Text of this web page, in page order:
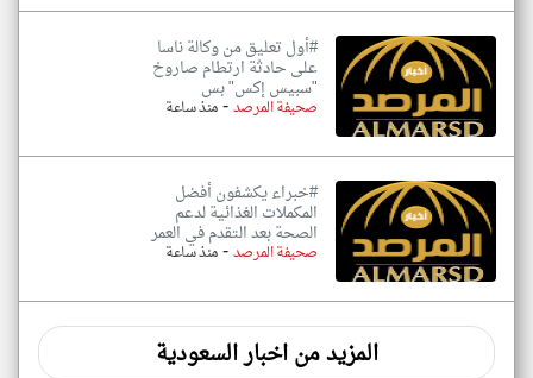
#أول تعليق من وكالة ناسا
على حادثة ارتطام صاروخ
"سبيس إكس" بس
صحيفة المرصد-منذ ساعة
#خبراء يكشفون أفضل
المكملات الغذائية لدعم
الصحة بعد التقدم في العمر
صحيفة المرصد-منذ ساعة
المزيد من اخبار السعودية